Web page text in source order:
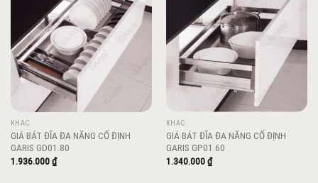
Add to
wishlist
KHÁC
GIÁ BÁT ĐĨA ĐA NĂNG CỐ ĐỊNH
GARIS GD01.80
1.936.000₫
Add to
wishlist
KHÁC
GIÁ BÁT ĐĨA ĐA NĂNG CỐ ĐỊNH
GARIS GP01.60
1.340.000₫